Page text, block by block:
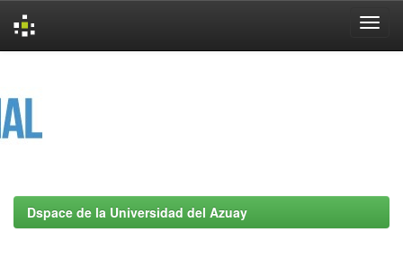
Dspace de la Universidad del Azuay